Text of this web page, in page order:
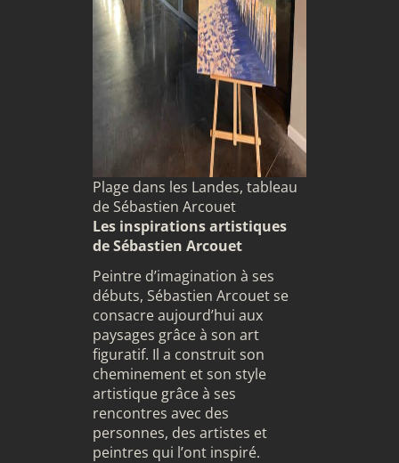
Plage dans les Landes, tableau
de Sébastien Arcouet
Les inspirations artistiques
de Sébastien Arcouet
Peintre d’imagination à ses
débuts, Sébastien Arcouet se
consacre aujourd’hui aux
paysages grâce à son art
figuratif. Il a construit son
cheminement et son style
artistique grâce à ses
rencontres avec des
personnes, des artistes et
peintres qui l’ont inspiré.